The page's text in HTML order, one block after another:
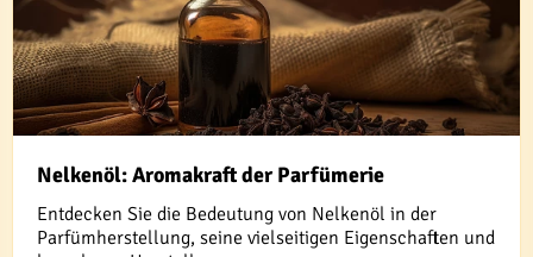
Nelkenöl: Aromakraft der Parfümerie
Entdecken Sie die Bedeutung von Nelkenöl in der
Parfümherstellung, seine vielseitigen Eigenschaften und